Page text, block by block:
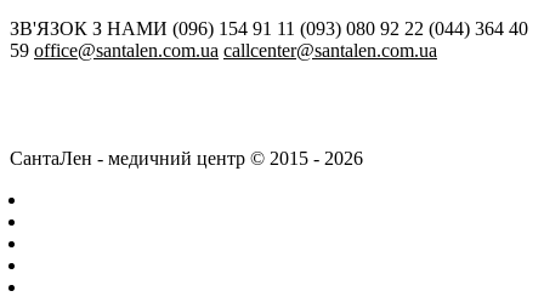
ЗВ'ЯЗОК З НАМИ (096) 154 91 11 (093) 080 92 22 (044) 364 40
59 office@santalen.com.ua callcenter@santalen.com.ua
СантаЛен - медичний центр © 2015 - 2026